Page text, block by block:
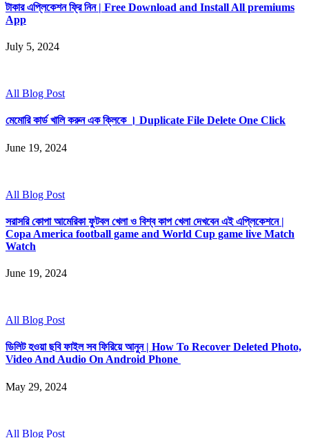
টাকার এপ্লিকেশন ফ্রি নিন | Free Download and Install All premiums
App
July 5, 2024
All Blog Post
মেমোরি কার্ড খালি করুন এক ক্লিকে । Duplicate File Delete One Click
June 19, 2024
All Blog Post
সরাসরি কোপা আমেরিকা ফুটবল খেলা ও বিশ্ব কাপ খেলা দেখবেন এই এপ্লিকেশনে |
Copa America football game and World Cup game live Match
Watch
June 19, 2024
All Blog Post
ডিলিট হওয়া ছবি ফাইল সব ফিরিয়ে আনুন | How To Recover Deleted Photo,
Video And Audio On Android Phone
May 29, 2024
All Blog Post